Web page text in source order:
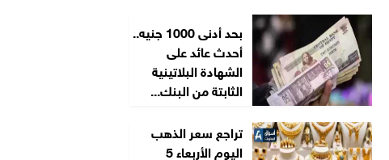
بحد أدنى 1000 جنيه..
أحدث عائد على
الشهادة البلاتينية
الثابتة من البنك...
تراجع سعر الذهب
اليوم الأربعاء 5